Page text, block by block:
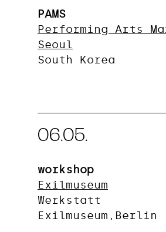
PAMS
Performing Arts
Seoul
South Korea
06.05.
workshop
Exilmuseum
Werkstatt
Exilmuseum,Berlin